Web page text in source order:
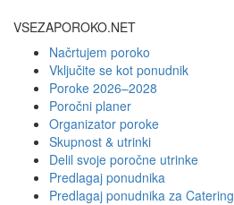
VSEZAPOROKO.NET
Načrtujem poroko
Vključite se kot ponudnik
Poroke 2026–2028
Poročni planer
Organizator poroke
Skupnost & utrinki
Delil svoje poročne utrinke
Predlagaj ponudnika
Predlagaj ponudnika za Catering